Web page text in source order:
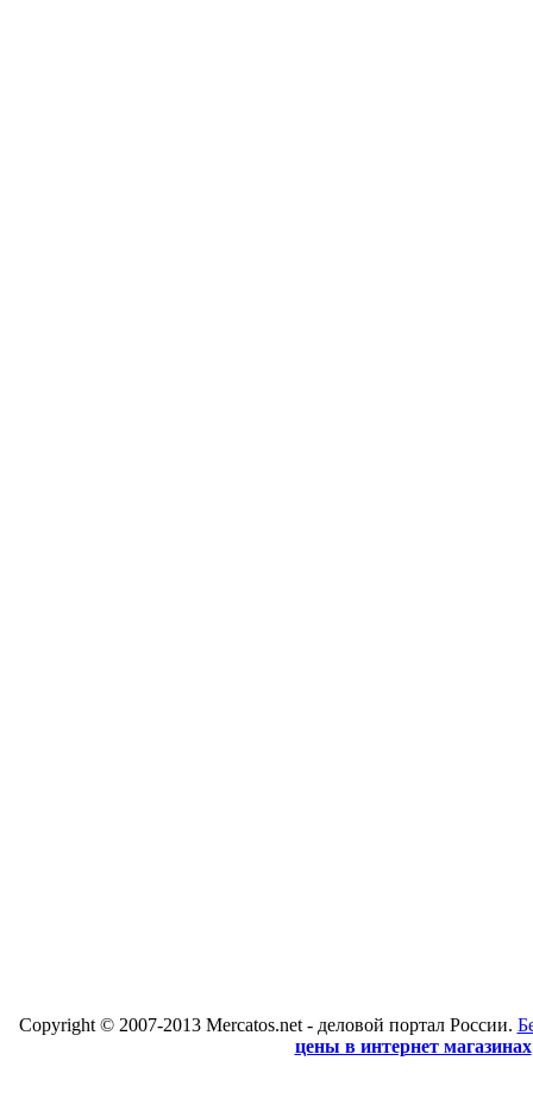
Copyright © 2007-2013 Mercatos.net - деловой портал России.
цены в интернет магазинах